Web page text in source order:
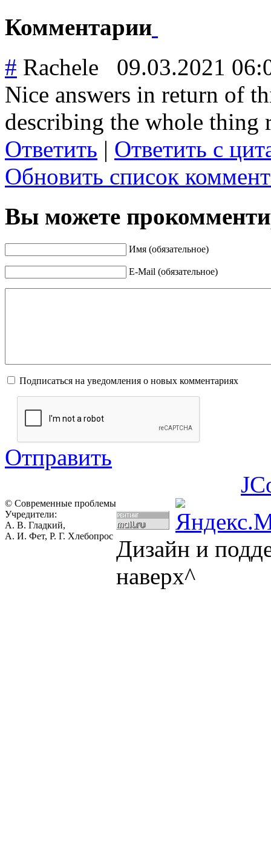
Комментарии
# Rachele
09.03.2021
Nice answers in return of
describing the whole thing
Ответить | Ответить с
Обновить список
Вы можете
Имя (обязательное)
E-Mail (обязательное)
Подписаться на уведомления о новых комментариях
Отправить
© Современные проблемы
Учредители:
А. В. Гладкий,
А. И. Фет, Р. Г. Хлебопрос Дизайн и
наверх^